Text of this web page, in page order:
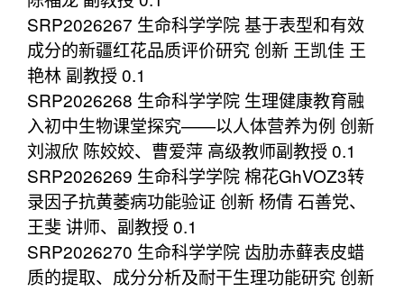
SRP2026267 生命科学学院 基于表型和有效
成分的新疆红花品质评价研究 创新 王凯佳 王
艳林 副教授 0.1
SRP2026268 生命科学学院 生理健康教育融
入初中生物课堂探究——以人体营养为例 创新
刘淑欣 陈姣姣、曹爱萍 高级教师副教授 0.1
SRP2026269 生命科学学院 棉花GhVOZ3转
录因子抗黄萎病功能验证 创新 杨倩 石善党、
王斐 讲师、副教授 0.1
SRP2026270 生命科学学院 齿肋赤藓表皮蜡
质的提取、成分分析及耐干生理功能研究 创新